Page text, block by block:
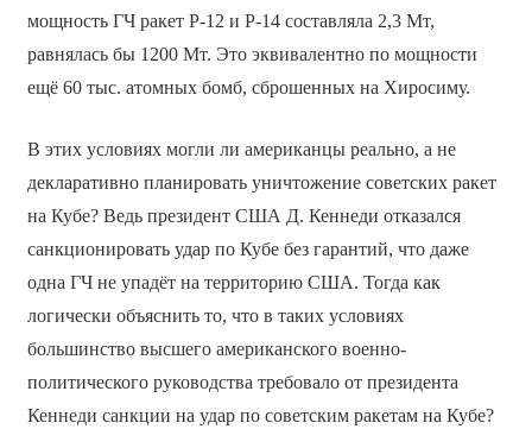
мощность ГЧ ракет Р-12 и Р-14 составляла 2,3 Мт,
равнялась бы 1200 Мт. Это эквивалентно по мощности
ещё 60 тыс. атомных бомб, сброшенных на Хиросиму.
В этих условиях могли ли американцы реально, а не
декларативно планировать уничтожение советских ракет
на Кубе? Ведь президент США Д. Кеннеди отказался
санкционировать удар по Кубе без гарантий, что даже
одна ГЧ не упадёт на территорию США. Тогда как
логически объяснить то, что в таких условиях
большинство высшего американского военно-
политического руководства требовало от президента
Кеннеди санкции на удар по советским ракетам на Кубе?